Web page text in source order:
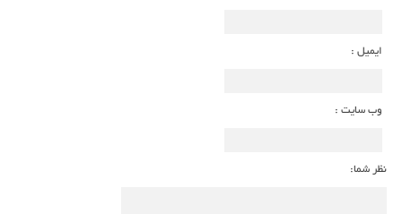
ایمیل :
وب سایت :
نظر شما: